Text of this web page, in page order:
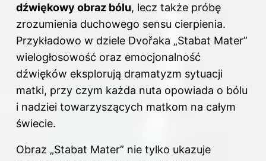
dźwiękowy obraz bólu, lecz także próbę
zrozumienia duchowego sensu cierpienia.
Przykładowo w dziele Dvořaka „Stabat Mater”
wielogłosowość oraz emocjonalność
dźwięków eksplorują dramatyzm sytuacji
matki, przy czym każda nuta opowiada o bólu
i nadziei towarzyszących matkom na całym
świecie.
Obraz „Stabat Mater” nie tylko ukazuje